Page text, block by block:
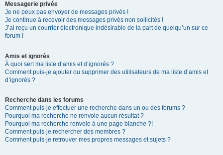
Messagerie privée
Je ne peux pas envoyer de messages privés !
Je continue à recevoir des messages privés non sollicités !
J’ai reçu un courrier électronique indésirable de la part de quelqu’un sur ce
forum !
Amis et ignorés
À quoi sert ma liste d’amis et d’ignorés ?
Comment puis-je ajouter ou supprimer des utilisateurs de ma liste d’amis et
d’ignorés ?
Recherche dans les forums
Comment puis-je effectuer une recherche dans un ou des forums ?
Pourquoi ma recherche ne renvoie aucun résultat ?
Pourquoi ma recherche renvoie à une page blanche ?!
Comment puis-je rechercher des membres ?
Comment puis-je retrouver mes propres messages et sujets ?